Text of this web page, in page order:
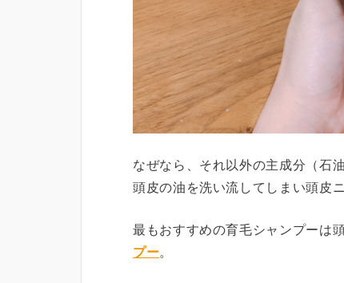
なぜなら、それ以外の主成分（石
頭皮の油を洗い流してしまい頭皮
最もおすすめの育毛シャンプーは
プー。